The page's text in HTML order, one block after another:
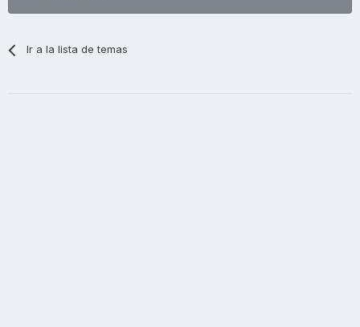
Ir a la lista de temas